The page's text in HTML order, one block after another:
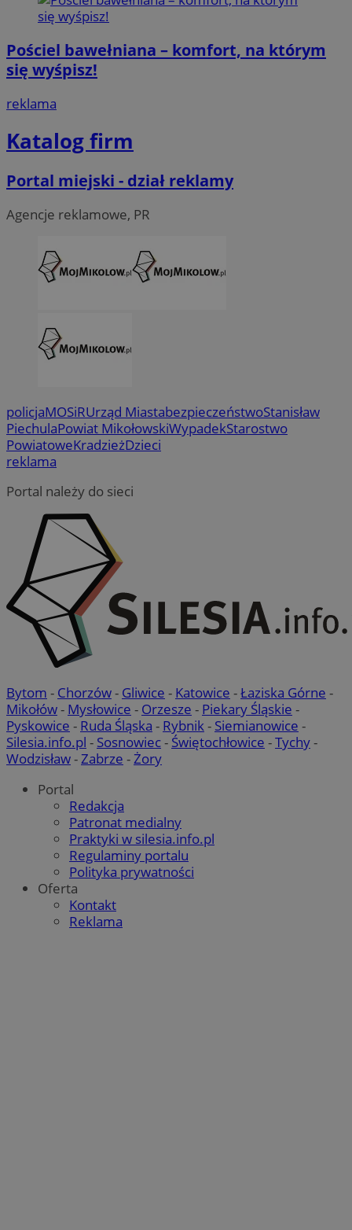
Pościel bawełniana – komfort, na którym
się wyśpisz!
reklama
Katalog firm
Portal miejski - dział reklamy
Agencje reklamowe, PR
policjaMOSiRUrząd MiastabezpieczeństwoStanisław
PiechulaPowiat MikołowskiWypadekStarostwo
PowiatoweKradzieżDzieci
reklama
Portal należy do sieci
Bytom - Chorzów- Gliwice - Katowice -Łaziska Górne -
Mikołów- Mysłowice - Orzesze - Piekary Śląskie -
Pyskowice - Ruda Śląska - Rybnik- Siemianowice -
Silesia.info.pl - Sosnowiec- Świętochłowice -Tychy-
Wodzisław-Zabrze -Żory
Portal
Redakcja
Patronat medialny
Praktyki w silesia.info.pl
Regulaminy portalu
Polityka prywatności
Oferta
Kontakt
Reklama